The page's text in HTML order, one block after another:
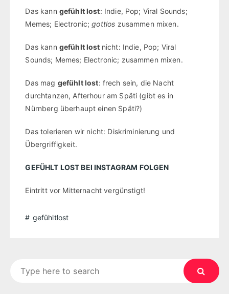
Das kann gefühlt lost: Indie, Pop; Viral Sounds;
Memes; Electronic;gottlos zusammen mixen.
Das kann gefühlt lost nicht: Indie, Pop; Viral
Sounds; Memes; Electronic; zusammen mixen.
Das mag gefühlt lost: frech sein, die Nacht
durchtanzen, Afterhour am Späti (gibt es in
Nürnberg überhaupt einen Späti?)
Das tolerieren wir nicht: Diskriminierung und
Übergriffigkeit.
GEFÜHLT LOST BEI INSTAGRAM FOLGEN
Eintritt vor Mitternacht vergünstigt!
gefühltlost